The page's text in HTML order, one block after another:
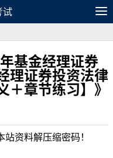
试
基金经理证券
理证券投资法律
＋章节练习】》
站资料解压缩密码！